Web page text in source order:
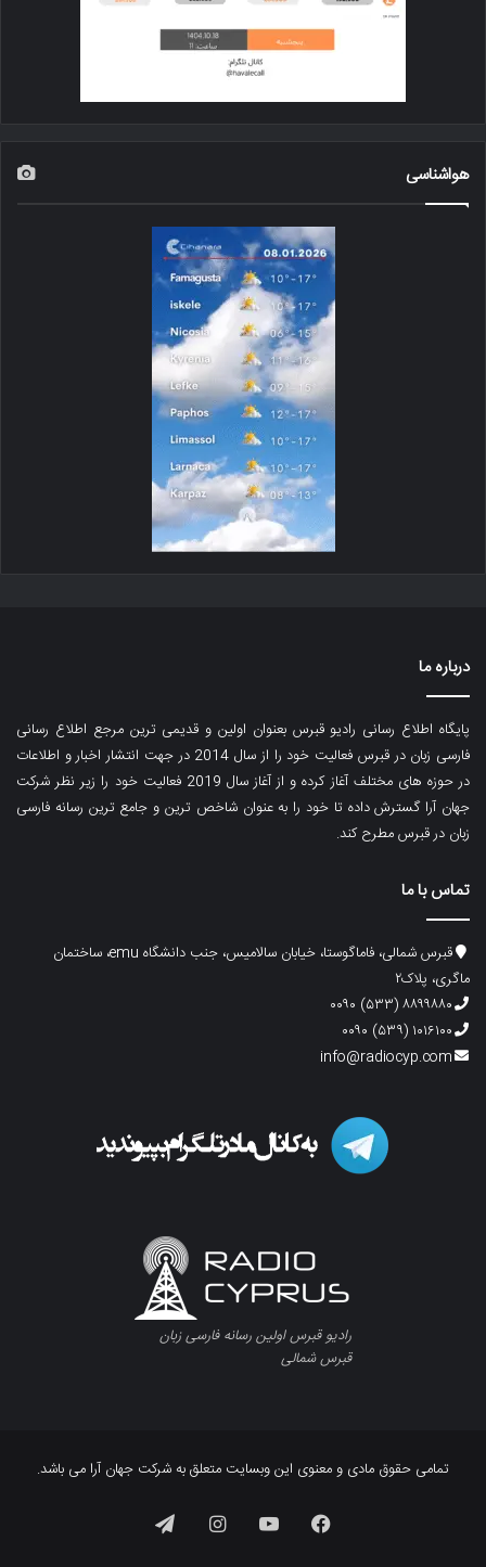
هواشناسی
درباره ما
پایگاه اطلاع رسانی رادیو قبرس بعنوان اولین و قدیمی ترین مرجع اطلاع رسانی
فارسی زبان در قبرس فعالیت خود را از سال 2014 در جهت انتشار اخبار و اطلاعات
در حوزه های مختلف آغاز کرده و از آغاز سال 2019 فعالیت خود را زیر نظر شرکت
جهان آرا گسترش داده تا خود را به عنوان شاخص ترین و جامع ترین رسانه فارسی
زبان در قبرس مطرح کند.
تماس با ما
قبرس شمالی، فاماگوستا، خیابان سالامیس، جنب دانشگاه emu، ساختمان
ماگری، پلاک۲
۸۸۹۹۸۸۰ (۵۳۳) ۰۰۹۰
۱۰۱۶۱۰۰ (۵۳۹) ۰۰۹۰
info@radiocyp.com
رادیو قبرس اولین رسانه فارسی زبان
قبرس شمالی
تمامی حقوق مادی و معنوی این وبسایت متعلق به شرکت جهان آرا می باشد.
فیسبوکیوتیوباینستاگرامتلگرام